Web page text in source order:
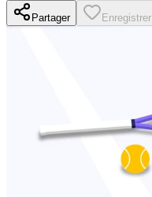
Partager Enregistrer